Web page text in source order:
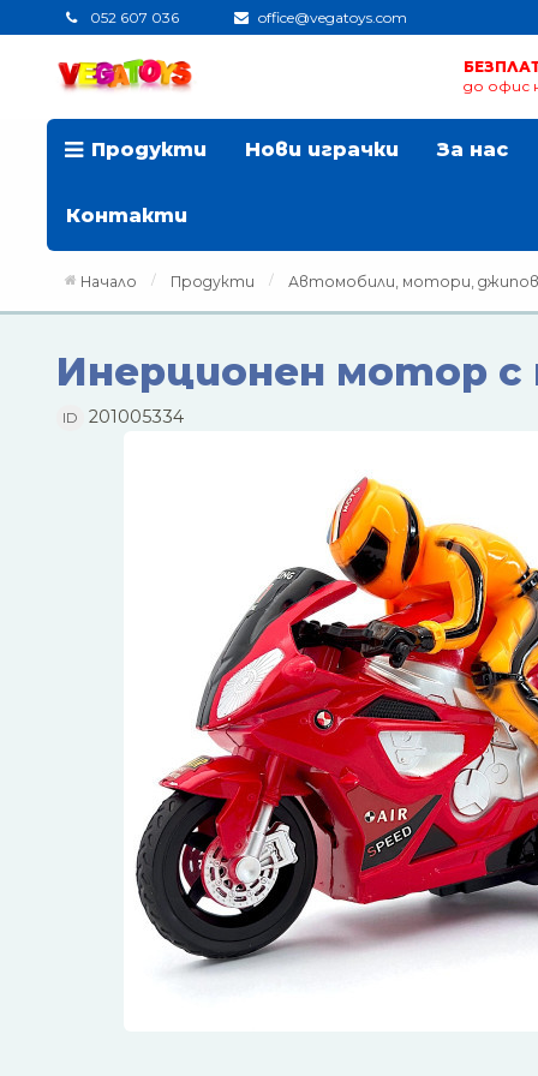
052 607 036 office@vegatoys.com
до офис
Продукти Нови играчки За нас
Контакти
Начало Продукти Автомобили, мотори,
Инерционен мотор
ID 201005334